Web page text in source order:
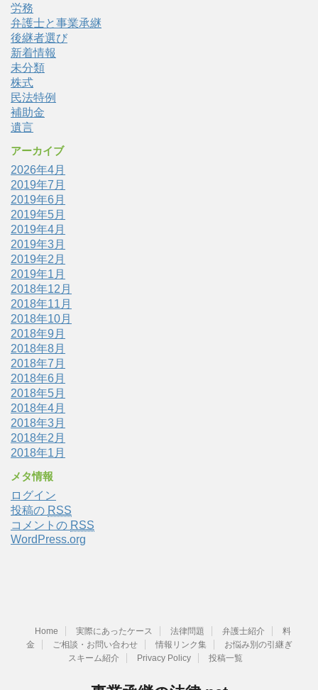
労務
弁護士と事業承継
後継者選び
新着情報
未分類
株式
民法特例
補助金
遺言
アーカイブ
2026年4月
2019年7月
2019年6月
2019年5月
2019年4月
2019年3月
2019年2月
2019年1月
2018年12月
2018年11月
2018年10月
2018年9月
2018年8月
2018年7月
2018年6月
2018年5月
2018年4月
2018年3月
2018年2月
2018年1月
メタ情報
ログイン
投稿の RSS
コメントの RSS
WordPress.org
Home 実際にあったケース 法律問題 弁護士紹介
料
金
ご相談・お問い合わせ 情報リンク集
お悩み別の引継ぎ
スキーム紹介
Privacy Policy 投稿一覧